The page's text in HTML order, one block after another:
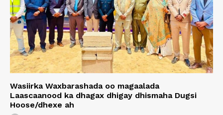
Wasiirka Waxbarashada oo magaalada
Laascaanood ka dhagax dhigay dhismaha Dugsi
Hoose/dhexe ah